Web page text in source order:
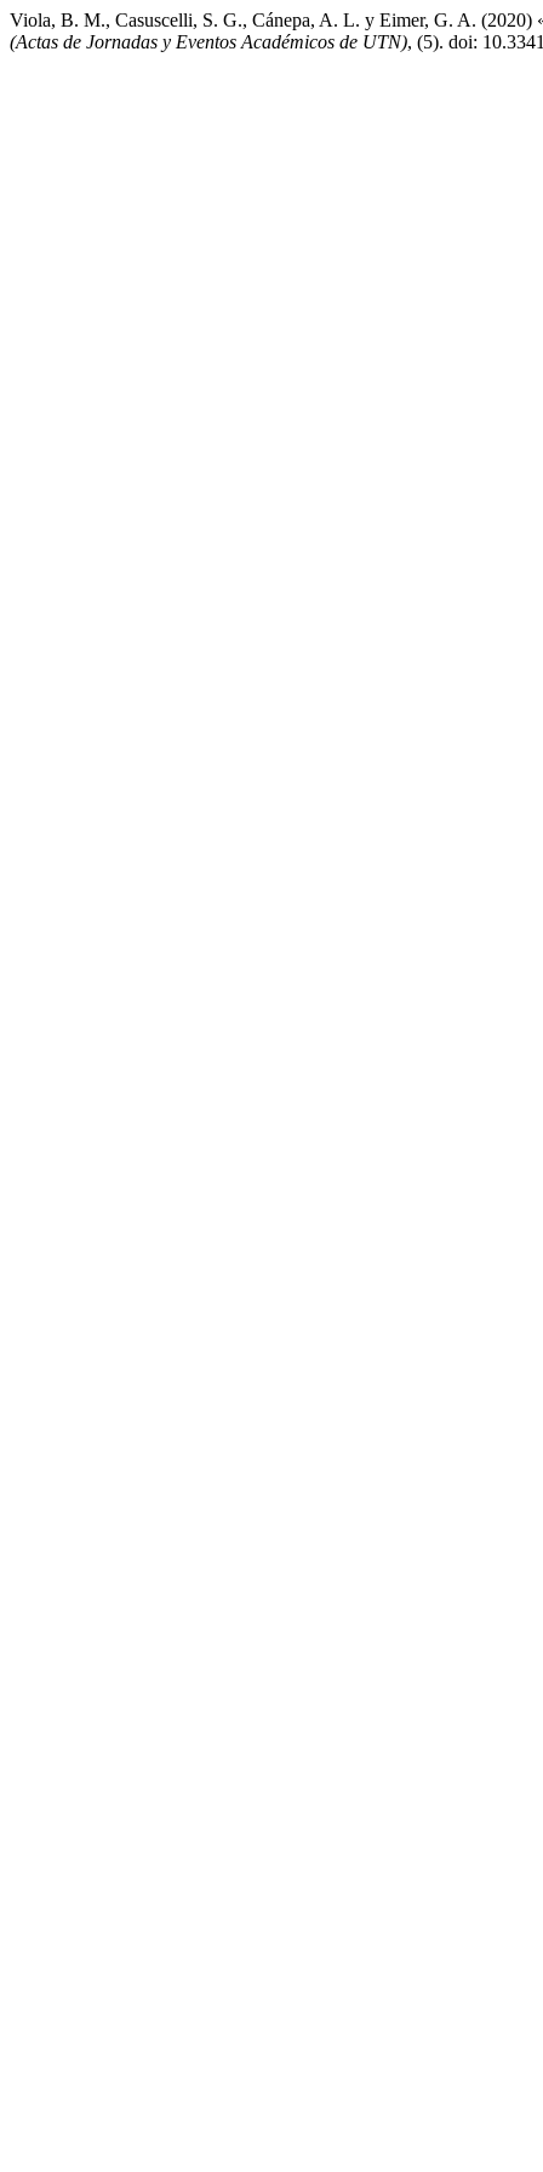
Viola, B. M., Casuscelli, S. G., Cánepa, A. L. y Eimer, G. A. (2020)
(Actas de Jornadas y Eventos Académicos de UTN), (5). doi: